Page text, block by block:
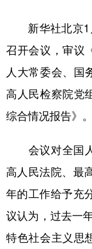
彩票
公益
文化产业
北京
辽宁
浙江
山东
新华社北京1
召开会议，审议
人大常委会、国
高人民检察院党
综合情况报告》
会议对全国人
高人民法院、最
年的工作给予充
议认为，过去一
特色社会主义思